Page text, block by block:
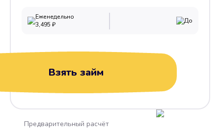
Еженедельно
3,495 ₽ До
Взять займ
Предварительный расчёт